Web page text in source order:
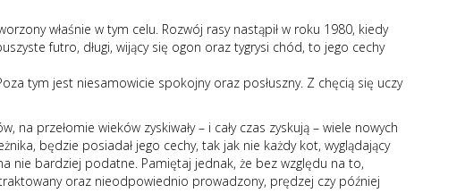
właśnie w tym celu. Rozwój rasy nastąpił w roku 1980, kiedy
futro, długi, wijący się ogon oraz tygrysi chód, to jego cechy
tym jest niesamowicie spokojny oraz posłuszny. Z chęcią się uczy
przełomie wieków zyskiwały – i cały czas zyskują – wiele nowych
będzie posiadał jego cechy, tak jak nie każdy kot, wyglądający
nie bardziej podatne. Pamiętaj jednak, że bez względu na to,
oraz nieodpowiednio prowadzony, prędzej czy później